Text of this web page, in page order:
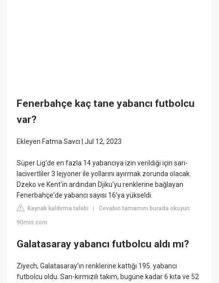
Fenerbahçe kaç tane yabancı futbolcu
var?
Ekleyen Fatma Savcı | Jul 12, 2023
Süper Lig'de en fazla 14 yabancıya izin verildiği için sarı-
lacivertliler 3 lejyoner ile yollarını ayırmak zorunda olacak.
Dzeko ve Kent'in ardından Djiku'yu renklerine bağlayan
Fenerbahçe'de yabancı sayısı 16'ya yükseldi.
Kaynak kaldırma talebi |Cevabın tamamını burada okuyun:
90min.com
Galatasaray yabancı futbolcu aldı mı?
Ziyech, Galatasaray'ın renklerine kattığı 195. yabancı
futbolcu oldu. Sarı-kırmızılı takım, bugüne kadar 6 kıta ve 52